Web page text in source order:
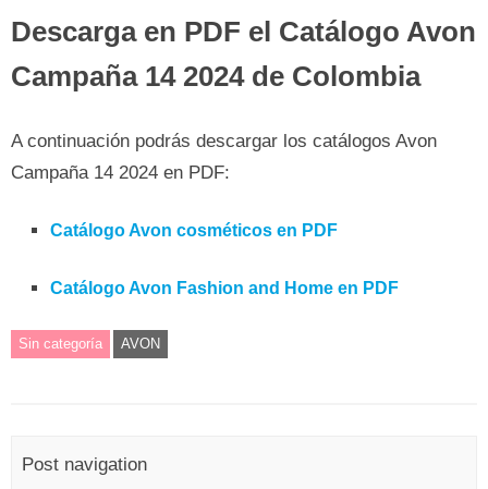
Descarga en PDF el Catálogo Avon
Campaña 14 2024 de Colombia
A continuación podrás descargar los catálogos Avon
Campaña 14 2024 en PDF:
Catálogo Avon cosméticos en PDF
Catálogo Avon Fashion and Home en PDF
Sin categoría AVON
Post navigation